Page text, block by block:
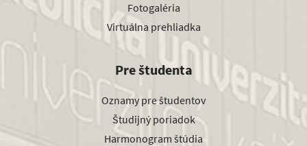
Fotogaléria
Virtuálna prehliadka
Pre študenta
Oznamy pre študentov
Študijný poriadok
Harmonogram štúdia